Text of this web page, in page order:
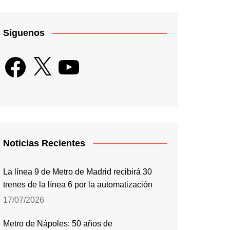
Síguenos
Facebook
X YouTube
Noticias Recientes
La línea 9 de Metro de Madrid recibirá 30
trenes de la línea 6 por la automatización
17/07/2026
Metro de Nápoles: 50 años de